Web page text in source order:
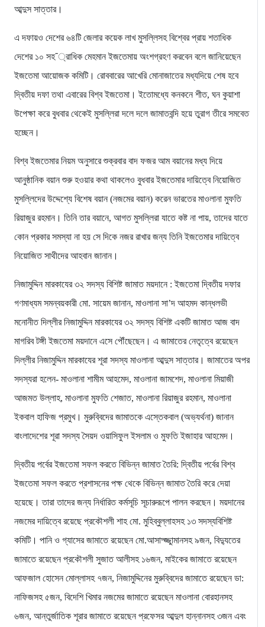
আব্দুস সাত্তার।
এ দফায়ও দেশের ৬৪টি জেলার কয়েক লাখ মুসল্লিসহ বিশ্বের প্রায় শতাধিক
দেশের ১০ সহ¯্রাধিক মেহমান ইজতেমায় অংশগ্রহণ করবেন বলে জানিয়েছেন
ইজতেমা আয়োজক কমিটি। রোববারের আখেরি মোনাজাতের মধ্যদিয়ে শেষ হবে
দ্বিতীয় দফা তথা এবারের বিশ্ব ইজতেমা। ইতোমধ্যে কনকনে শীত, ঘন কুয়াশা
উপেক্ষা করে বুধবার থেকেই মুসল্লিরা দলে দলে জামাতবন্দি হয়ে তুরাগ তীরে সমবেত
হচ্ছেন।
বিশ্ব ইজতেমার নিয়ম অনুসারে শুক্রবার বাদ ফজর আম বয়ানের মধ্য দিয়ে
আনুষ্ঠানিক বয়ান শুরু হওয়ার কথা থাকলেও বুধবার ইজতেমার দায়িত্বে নিয়োজিত
মুসল্লিদের উদ্দেশ্যে বিশেষ বয়ান (নজমের বয়ান) করেন ভারতের মাওলানা মুফতি
রিয়াজুর রহমান। তিনি তার বয়ানে, আগত মুসল্লিরা যাতে কষ্ট না পায়, তাদের যাতে
কোন প্রকার সমস্যা না হয় সে দিকে নজর রাখার জন্য তিনি ইজতেমার দায়িত্বে
নিয়োজিত সাথীদের আহবান জানান।
নিজামুদ্দিন মারকাযের ৩২ সদস্য বিশিষ্ট জামাত ময়দানে : ইজতেমা দ্বিতীয় দফার
গণমাধ্যম সমন্বয়কারী মো. সায়েম জানান, মাওলানা সা’দ আহমদ কান্ধলভী
মনোনীত দিল্লীর নিজামুদ্দিন মারকাযের ৩২ সদস্য বিশিষ্ট একটি জামাত আজ বাদ
মাগরিব টঙ্গী ইজতেমা ময়দানে এসে পৌঁছেছেন। এ জামাতের নেতৃত্বে রয়েছেন
দিল্লীর নিজামুদ্দিন মারকাযের শূরা সদস্য মাওলানা আব্দুস সাত্তার। জামাতের অপর
সদস্যরা হলেন- মাওলানা শামীম আহমেদ, মাওলানা জামশেদ, মাওলানা মিয়াজী
আজমত উল্লাহ, মাওলানা মুফতি শেজাত, মাওলানা রিয়াজুর রহমান, মাওলানা
ইকবাল হাফিজ প্রমুখ। মুরুব্বিদের জামাতকে এস্তেকবাল (অভ্যর্থনা) জানান
বাংলাদেশের শূরা সদস্য সৈয়দ ওয়াসিফুল ইসলাম ও মুফতি ইজাহার আহমেদ।
দ্বিতীয় পর্বের ইজতেমা সফল করতে বিভিন্ন জামাত তৈরি: দ্বিতীয় পর্বের বিশ্ব
ইজতেমা সফল করতে প্রশাসনের পক্ষ থেকে বিভিন্ন জামাত তৈরি করে দেয়া
হয়েছে। তারা তাদের জন্য নির্ধারিত কর্মসূচি সূচারুরূপে পালন করছেন। ময়দানের
নজমের দায়িত্বে রয়েছে প্রকৌশলী শাহ মো. মুহিব্বুল্লাহসহ ১৩ সদস্যবিশিষ্ট
কমিটি। পানি ও গ্যাসের জামাতে রয়েছেন মো.আসাদ্জ্জুামানসহ ৯জন, বিদ্যুতের
জামাতে রয়েছেন প্রকৌশলী সুজাত আলীসহ ১৬জন, মাইকের জামাতে রয়েছেন
আফজাল হোসেন মোল্লাসহ ৭জন, নিজামুদ্দিনের মুরুব্বিদের জামাতে রয়েছেন ডা:
নাফিজসহ ৫জন, বিদেশি খিমার নজমের জামাতে রয়েছেন মাওলানা বোরহানসহ
৬জন, আন্তুর্জাতিক শূরার জামাতে রয়েছেন প্রফেসর আব্দুল হান্নানসহ ৩জন এবং